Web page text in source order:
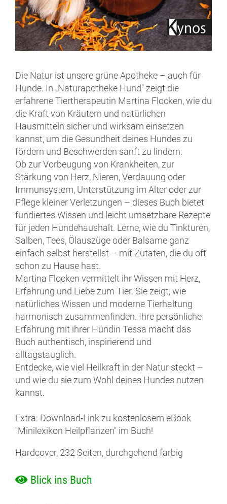
Die Natur ist unsere grüne Apotheke – auch für
Hunde. In „Naturapotheke Hund“ zeigt die
erfahrene Tiertherapeutin Martina Flocken, wie du
die Kraft von Kräutern und natürlichen
Hausmitteln sicher und wirksam einsetzen
kannst, um die Gesundheit deines Hundes zu
fördern und Beschwerden sanft zu lindern.
Ob zur Vorbeugung von Krankheiten, zur
Stärkung von Herz, Nieren, Verdauung oder
Immunsystem, Unterstützung im Alter oder zur
Pflege kleiner Verletzungen – dieses Buch bietet
fundiertes Wissen und leicht umsetzbare Rezepte
für jeden Hundehaushalt. Lerne, wie du Tinkturen,
Salben, Tees, Ölauszüge oder Balsame ganz
einfach selbst herstellst – mit Zutaten, die du oft
schon zu Hause hast.
Martina Flocken vermittelt ihr Wissen mit Herz,
Erfahrung und Liebe zum Tier. Sie zeigt, wie
natürliches Wissen und moderne Tierhaltung
harmonisch zusammenfinden. Ihre persönliche
Erfahrung mit ihrer Hündin Tessa macht das
Buch authentisch, inspirierend und
alltagstauglich.
Entdecke, wie viel Heilkraft in der Natur steckt –
und wie du sie zum Wohl deines Hundes nutzen
kannst.
Extra: Download-Link zu kostenlosem eBook
"Minilexikon Heilpflanzen" im Buch!
Hardcover, 232 Seiten, durchgehend farbig
Blick ins Buch